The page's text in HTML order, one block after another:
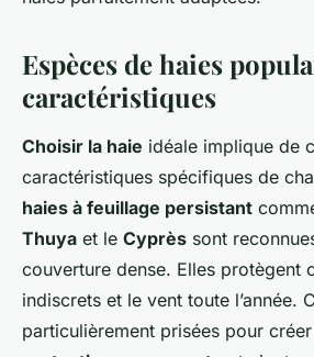
Espèces de haies
caractéristiques
Choisir la haie idéale implique de
caractéristiques spécifiques de
haies à feuillage persistant
Thuya et le Cyprès sont
couverture dense. Elles protègent
indiscrets et le vent toute l’année.
particulièrement prisées pour